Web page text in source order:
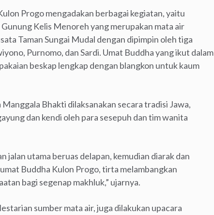
Progo mengadakan berbagai kegiatan, yaitu
Kelis Menoreh yang merupakan mata air
Taman Sungai Mudal dengan dipimpin oleh tiga
Purnomo, dan Sardi. Umat Buddha yang ikut dalam
beskap lengkap dengan blangkon untuk kaum
Bhakti dilaksanakan secara tradisi Jawa,
dan kendi oleh para sesepuh dan tim wanita
jalan utama beruas delapan, kemudian diarak dan
Buddha Kulon Progo, tirta melambangkan
bagi segenap makhluk,” ujarnya.
sumber mata air, juga dilakukan upacara